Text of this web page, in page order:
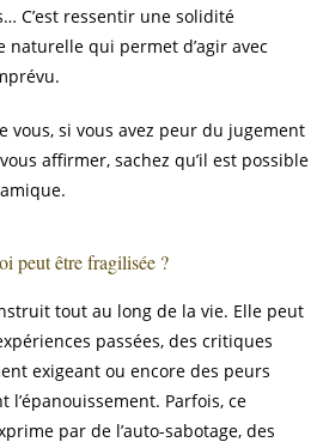
C’est ressentir une solidité
naturelle qui permet d’agir avec
vous, si vous avez peur du jugement
affirmer, sachez qu’il est possible
peut être fragilisée ?
tout au long de la vie. Elle peut
passées, des critiques
exigeant ou encore des peurs
Parfois, ce
par de l’auto-sabotage, des